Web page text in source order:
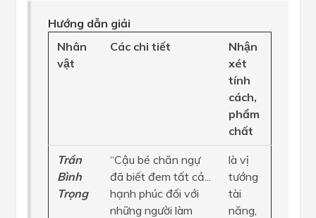
Hướng dẫn giải
Nhân
vật
Các chi tiết
Nhận
xét
tính
cách,
phẩm
chất
Trần
Bình
Trọng
“Cậu bé chăn ngự
đã biết đem tất cả...
hạnh phúc đối với
những người làm
là vị
tướng
tài
năng,